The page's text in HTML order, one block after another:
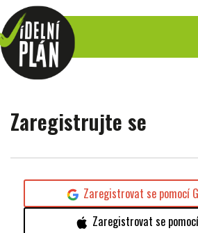
Zaregistrujte se
Zaregistrovat se pomocí
Zaregistrovat se